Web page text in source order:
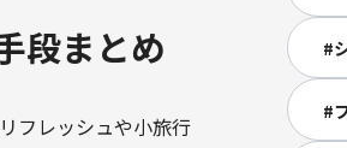
段まとめ
フレッシュや小旅行
#
#